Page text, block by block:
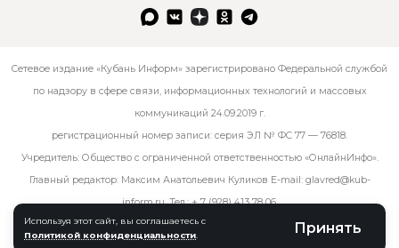
Используя этот сайт, вы соглашаетесь с
Политикой конфиденциальности
Принять
Сетевое издание «Кубань Информ» зарегистрировано Федеральной службой
по надзору в сфере связи, информационных технологий и массовых
коммуникаций 24.09.2019 г.
регистрационный номер записи: серия ЭЛ № ФС 77 — 76818.
Учредитель: Общество с ограниченной ответственностью «ОнлайнИнфо».
Главный редактор: Максим Анатольевич Куликов E-mail: glavred@kub-
inform.ru. Тел.:+ 7 (928) 413 78 06.
© kub-inform 2026